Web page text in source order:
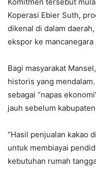
Koperasi Ebier Suth,
dikenal di dalam
ekspor ke
Bagi masyarakat
historis yang
sebagai “napas
jauh sebelum
“Hasil penjualan kakao
untuk membiayai
kebutuhan rumah